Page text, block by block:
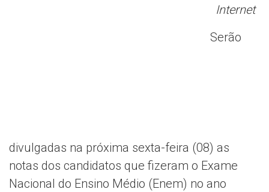
Internet
Serão
divulgadas na próxima sexta-feira (08) as
notas dos candidatos que fizeram o Exame
Nacional do Ensino Médio (Enem) no ano